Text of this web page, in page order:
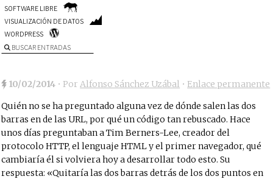
SOFTWARE LIBRE
VISUALIZACIÓN DE DATOS
WORDPRESS
BUSCAR ENTRADAS
10/02/2014 • PorAlfonso Sánchez Uzábal • Enlace permanente
Quién no se ha preguntado alguna vez de dónde salen las dos
barras en de las URL, por qué un código tan rebuscado. Hace
unos días preguntaban a Tim Berners-Lee, creador del
protocolo HTTP, el lenguaje HTML y el primer navegador, qué
cambiaría él si volviera hoy a desarrollar todo esto. Su
respuesta: «Quitaría las dos barras detrás de los dos puntos en